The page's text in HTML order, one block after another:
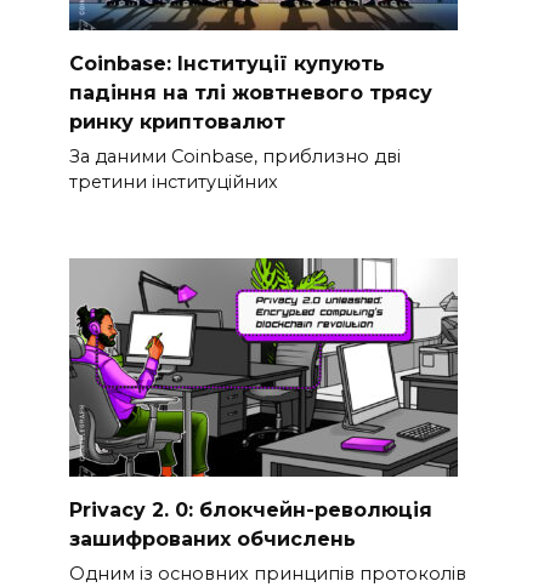
Coinbase: Інституції купують
падіння на тлі жовтневого трясу
ринку криптовалют
За даними Coinbase, приблизно дві
третини інституційних
Privacy 2. 0: блокчейн-революція
зашифрованих обчислень
Одним із основних принципів протоколів